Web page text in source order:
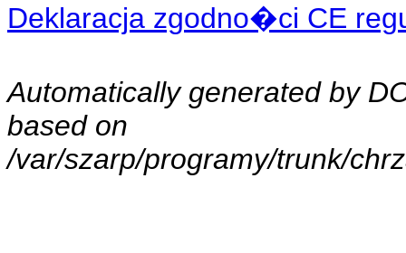
Deklaracja zgodno�ci CE
Automatically generated by
based on
/var/szarp/programy/trunk/